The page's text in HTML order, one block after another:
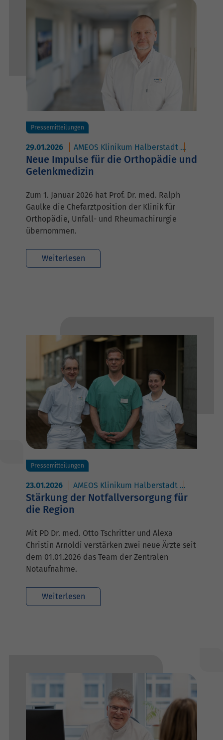
Pressemitteilungen
29.01.2026 AMEOS Klinikum Halberstadt
Neue Impulse für die Orthopädie und
Gelenkmedizin
Zum 1. Januar 2026 hat Prof. Dr. med. Ralph
Gaulke die Chefarztposition der Klinik für
Orthopädie, Unfall- und Rheumachirurgie
übernommen.
Weiterlesen
Pressemitteilungen
23.01.2026 AMEOS Klinikum Halberstadt
Stärkung der Notfallversorgung für
die Region
Mit PD Dr. med. Otto Tschritter und Alexa
Christin Arnoldi verstärken zwei neue Ärzte seit
dem 01.01.2026 das Team der Zentralen
Notaufnahme.
Weiterlesen